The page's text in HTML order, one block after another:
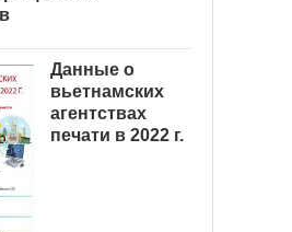
Данные о
вьетнамских
агентствах
печати в 2022 г.